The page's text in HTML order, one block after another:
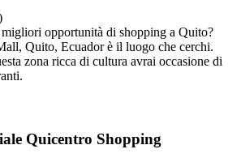
opportunità di shopping a Quito?
Quito, Ecuador è il luogo che cerchi.
zona ricca di cultura avrai occasione di
Quicentro Shopping